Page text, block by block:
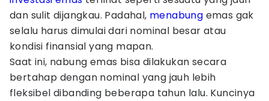
dan sulit dijangkau. Padahal, menabung emas gak
selalu harus dimulai dari nominal besar atau
kondisi finansial yang mapan.
Saat ini, nabung emas bisa dilakukan secara
bertahap dengan nominal yang jauh lebih
fleksibel dibanding beberapa tahun lalu. Kuncinya